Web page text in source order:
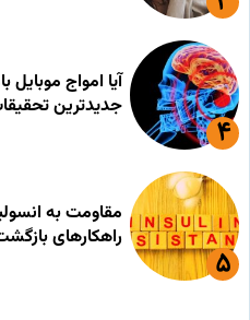
آیا امواج
جدیدترین
مقاومت به
راهکارهای